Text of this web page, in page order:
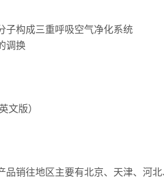
子构成三重呼吸空气净化系统
调换
文版）
品销往地区主要有北京、天津、河